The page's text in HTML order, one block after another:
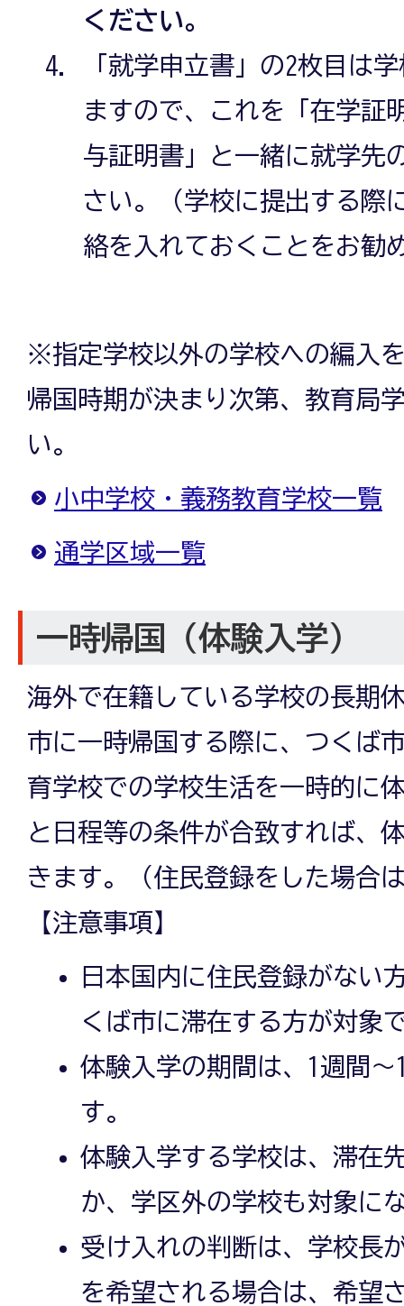
ください。
「就学申立書」の2枚目は
ますので、これを「在学証
与証明書」と一緒に就学先
さい。（学校に提出する際
絡を入れておくことをお勧
※指定学校以外の学校への編入
帰国時期が決まり次第、教育局
い。
小中学校・義務教育学校一覧
通学区域一覧
一時帰国（体験入学）
海外で在籍している学校の長期
市に一時帰国する際に、つくば
育学校での学校生活を一時的に
と日程等の条件が合致すれば、
きます。（住民登録をした場合
【注意事項】
日本国内に住民登録がない
くば市に滞在する方が対象
体験入学の期間は、1週間
す。
体験入学する学校は、滞在
か、学区外の学校も対象に
受け入れの判断は、学校長
を希望される場合は、希望